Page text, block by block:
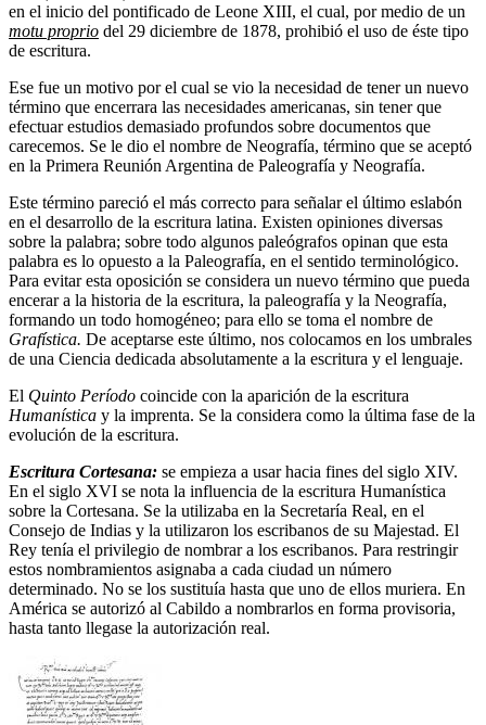
en el inicio del pontificado de Leone XIII, el cual, por medio de un
motu proprio del 29 diciembre de 1878, prohibió el uso de éste tipo
de escritura.
Ese fue un motivo por el cual se vio la necesidad de tener un nuevo
término que encerrara las necesidades americanas, sin tener que
efectuar estudios demasiado profundos sobre documentos que
carecemos. Se le dio el nombre de Neografía, término que se aceptó
en la Primera Reunión Argentina de Paleografía y Neografía.
Este término pareció el más correcto para señalar el último eslabón
en el desarrollo de la escritura latina. Existen opiniones diversas
sobre la palabra; sobre todo algunos paleógrafos opinan que esta
palabra es lo opuesto a la Paleografía, en el sentido terminológico.
Para evitar esta oposición se considera un nuevo término que pueda
encerar a la historia de la escritura, la paleografía y la Neografía,
formando un todo homogéneo; para ello se toma el nombre de
Grafística. De aceptarse este último, nos colocamos en los umbrales
de una Ciencia dedicada absolutamente a la escritura y el lenguaje.
El Quinto Período coincide con la aparición de la escritura
Humanística y la imprenta. Se la considera como la última fase de la
evolución de la escritura.
Escritura Cortesana: se empieza a usar hacia fines del siglo XIV.
En el siglo XVI se nota la influencia de la escritura Humanística
sobre la Cortesana. Se la utilizaba en la Secretaría Real, en el
Consejo de Indias y la utilizaron los escribanos de su Majestad. El
Rey tenía el privilegio de nombrar a los escribanos. Para restringir
estos nombramientos asignaba a cada ciudad un número
determinado. No se los sustituía hasta que uno de ellos muriera. En
América se autorizó al Cabildo a nombrarlos en forma provisoria,
hasta tanto llegase la autorización real.